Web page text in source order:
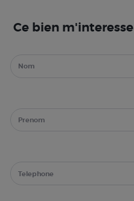
Ce bien m'interesse